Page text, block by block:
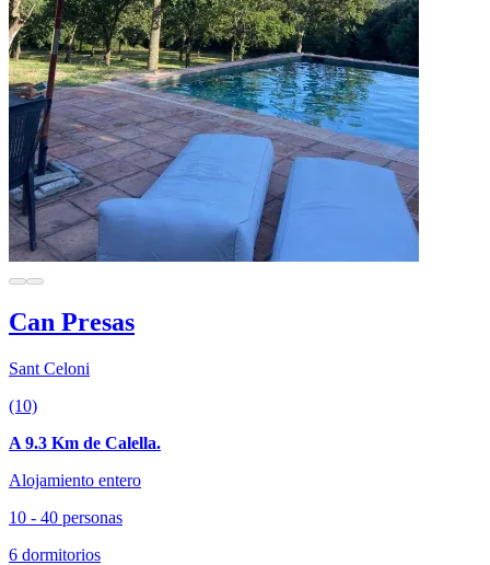
Can Presas
Sant Celoni
(10)
A 9.3 Km de Calella.
Alojamiento entero
10 - 40 personas
6 dormitorios